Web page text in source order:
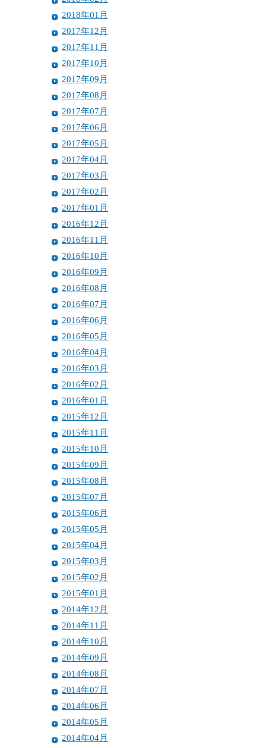
2018年01月
2017年12月
2017年11月
2017年10月
2017年09月
2017年08月
2017年07月
2017年06月
2017年05月
2017年04月
2017年03月
2017年02月
2017年01月
2016年12月
2016年11月
2016年10月
2016年09月
2016年08月
2016年07月
2016年06月
2016年05月
2016年04月
2016年03月
2016年02月
2016年01月
2015年12月
2015年11月
2015年10月
2015年09月
2015年08月
2015年07月
2015年06月
2015年05月
2015年04月
2015年03月
2015年02月
2015年01月
2014年12月
2014年11月
2014年10月
2014年09月
2014年08月
2014年07月
2014年06月
2014年05月
2014年04月